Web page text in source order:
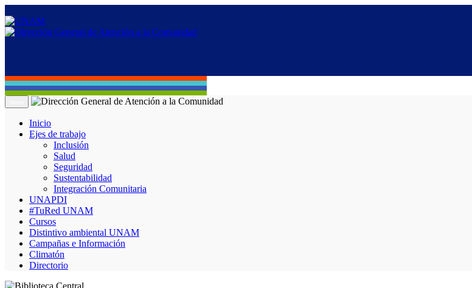
Inicio
Ejes de trabajo
Inclusión
Salud
Seguridad
Sustentabilidad
Integración Comunitaria
UNAPDI
#TuRed UNAM
Cursos
Distintivo ambiental UNAM
Campañas e Información
Climatón
Directorio